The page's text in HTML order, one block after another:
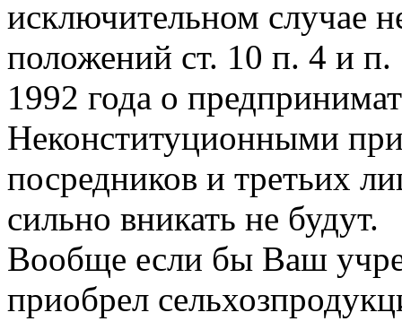
исключительном случае
положений ст. 10 п. 4 и
1992 года о
Неконституционными
посредников и третьих
сильно вникать не будут.
Вообще если бы Ваш
приобрел